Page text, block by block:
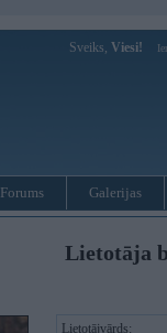
Sveiks, Viesi!
Forums Galerijas
Lietotāja
Lietotājvārds: